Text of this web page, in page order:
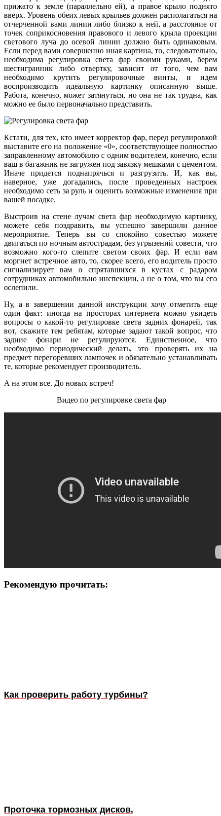
прижато к земле (параллельно ей), а правое крыло поднято
вверх. Уровень обеих левых крыльев должен располагаться на
отчерченной вами линии либо близко к ней, а расстояние от
точек соприкосновения правового и левого крыла проекции
светового луча до осевой линии должно быть одинаковым.
Если перед вами совершенно иная картина, то, следовательно,
необходима регулировка света фар своими руками, берем
шестигранник либо отвертку, зависит от того, чем вам
необходимо крутить регулировочные винты, и идем
воспроизводить идеальную картинку описанную выше.
Работа, конечно, может затянуться, но она не так трудна, как
можно ее было первоначально представить.
Кстати, для тех, кто имеет корректор фар, перед регулировкой
выставите его на положение «0», соответствующее полностью
заправленному автомобилю с одним водителем, конечно, если
ваш в багажник не загружен под завязку мешками с цементом.
Иначе придется поднапрячься и разгрузить. И, как вы,
наверное, уже догадались, после проведенных настроек
необходимо сеть за руль и оценить возможные изменения при
вашей посадке.
Выстроив на стене лучам света фар необходимую картинку,
можете себя поздравить, вы успешно завершили данное
мероприятие. Теперь вы со спокойно совестью можете
двигаться по ночным автострадам, без угрызений совести, что
возможно кого-то слепите светом своих фар. И если вам
моргнет встречное авто, то, скорее всего, его водитель просто
сигнализирует вам о спрятавшихся в кустах с радаром
сотрудниках автомобильно инспекции, а не о том, что вы его
ослепили.
Ну, а в завершении данной инструкции хочу отметить еще
один факт: иногда на просторах интернета можно увидеть
вопросы о какой-то регулировке света задних фонарей, так
вот, скажите тем ребятам, которые задают такой вопрос, что
задние фонари не регулируются. Единственное, что
необходимо периодический делать, это проверять их на
предмет перегоревших лампочек и обязательно устанавливать
те, которые рекомендует производитель.
А на этом все. До новых встреч!
Видео по регулировке света фар
Рекомендую прочитать:
Как проверить работу турбины?
Проточка тормозных дисков.